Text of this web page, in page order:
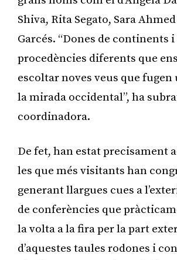
Shiva, Rita Segato, Sara
Garcés. “Dones de continents i
procedències diferents que
escoltar noves veus que fugen
la mirada occidental”, ha
coordinadora.
De fet, han estat precisament
les que més visitants han
generant llargues cues a
de conferències que
la volta a la fira per la part
d’aquestes taules rodones i